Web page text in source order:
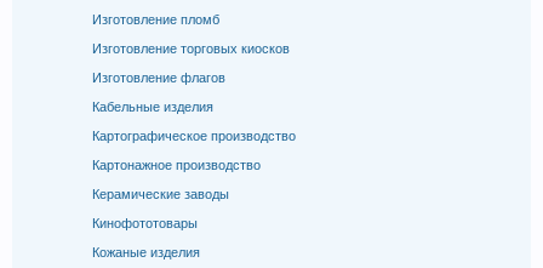
Изготовление пломб
Изготовление торговых киосков
Изготовление флагов
Кабельные изделия
Картографическое производство
Картонажное производство
Керамические заводы
Кинофототовары
Кожаные изделия